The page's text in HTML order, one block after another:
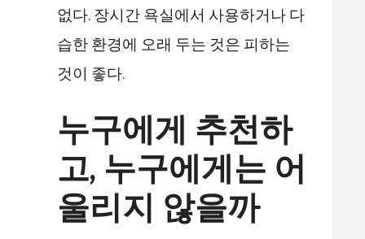
없다. 장시간 욕실에서 사용하거나 다
습한 환경에 오래 두는 것은 피하는
것이 좋다.
누구에게 추천하
고, 누구에게는 어
울리지 않을까